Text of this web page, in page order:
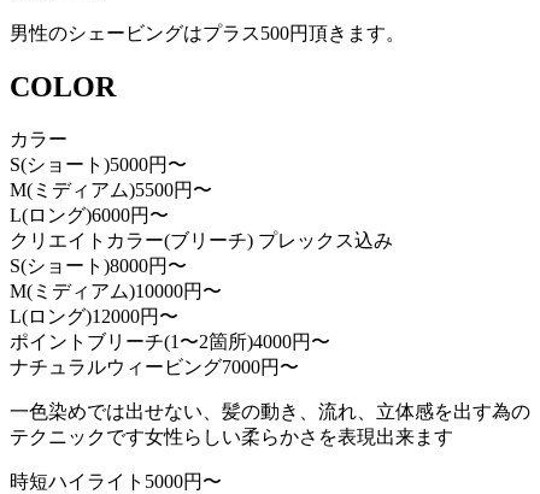
男性のシェービングはプラス500円頂きます。
COLOR
カラー
S(ショート)5000円〜
M(ミディアム)5500円〜
L(ロング)6000円〜
クリエイトカラー(ブリーチ) プレックス込み
S(ショート)8000円〜
M(ミディアム)10000円〜
L(ロング)12000円〜
ポイントブリーチ(1〜2箇所)4000円〜
ナチュラルウィービング7000円〜
一色染めでは出せない、髪の動き、流れ、立体感を出す為の
テクニックです女性らしい柔らかさを表現出来ます
時短ハイライト 5000円〜